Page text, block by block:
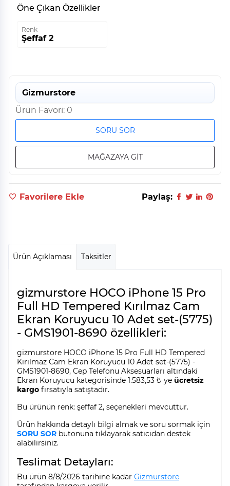
Öne Çıkan Özellikler
Renk
Şeffaf 2
Gizmurstore
Ürün Favori: 0
SORU SOR
MAĞAZAYA GİT
Favorilere Ekle Paylaş:
Ürün Açıklaması Taksitler
gizmurstore HOCO iPhone 15 Pro
Full HD Tempered Kırılmaz Cam
Ekran Koruyucu 10 Adet set-(5775)
- GMS1901-8690 özellikleri:
gizmurstore HOCO iPhone 15 Pro Full HD Tempered
Kırılmaz Cam Ekran Koruyucu 10 Adet set-(5775) -
GMS1901-8690, Cep Telefonu Aksesuarları altındaki
Ekran Koruyucu kategorisinde 1.583,53 ₺ ye ücretsiz
kargo fırsatıyla satıştadır.
Bu ürünün renk: şeffaf 2, seçenekleri mevcuttur.
Ürün hakkında detaylı bilgi almak ve soru sormak için
SORU SOR butonuna tıklayarak satıcıdan destek
alabilirsiniz.
Teslimat Detayları:
Bu ürün 8/8/2026 tarihine kadar Gizmurstore